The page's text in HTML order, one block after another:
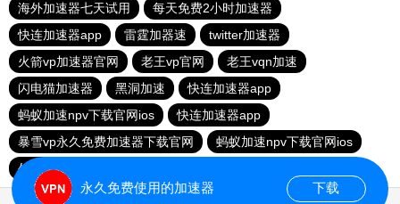
海外加速器七天试用
每天免费2小时加速器
快连加速器app
雷霆加器速
twitter加速器
火箭vp加速器官网
老王vp官网
老王vqn加速
闪电猫加速器
黑洞加速
快连加速器app
蚂蚁加速npv下载官网ios
快连加速器app
暴雪vp永久免费加速器下载官网
蚂蚁加速npv下载官网ios
外网加速免费软件
永久免费使用的加速器 下载